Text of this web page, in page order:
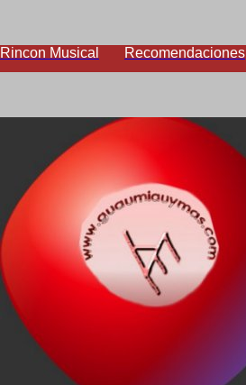
Rincon Musical Recomendaciones